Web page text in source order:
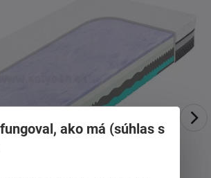
ako má (súhlas s